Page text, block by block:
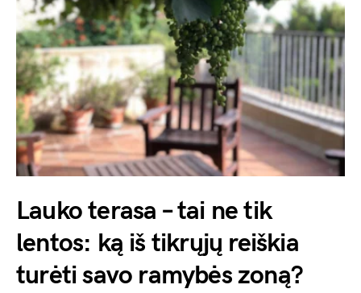
Lauko terasa – tai ne tik
lentos: ką iš tikrųjų reiškia
turėti savo ramybės zoną?